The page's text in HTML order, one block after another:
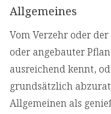
Allgemeines
Vom Verzehr oder
oder angebauter
ausreichend kennt,
grundsätzlich
Allgemeinen als